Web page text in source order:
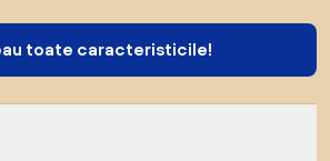
toate caracteristicile!